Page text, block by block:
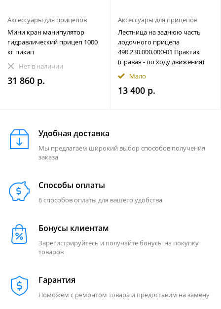
Аксессуары для прицепов
Мини кран манипулятор
гидравлический прицеп 1000
кг пикап
Нет в наличии
31 860 р.
Аксессуары для прицепов
Лестница на заднюю часть
лодочного прицепа
490.230.000.000-01 Практик
(правая - по ходу движения)
Мало
13 400 р.
Удобная доставка
Мы предлагаем широкий выбор способов получения
заказа
Способы оплаты
6 способов оплаты для вашего удобства
Бонусы клиентам
Зарегистрируйтесь и получайте бонусы на покупку
товаров
Гарантия
Поможем с ремонтом товара и предоставим на замену